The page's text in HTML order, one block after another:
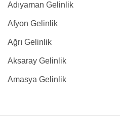
Adıyaman Gelinlik
Afyon Gelinlik
Ağrı Gelinlik
Aksaray Gelinlik
Amasya Gelinlik